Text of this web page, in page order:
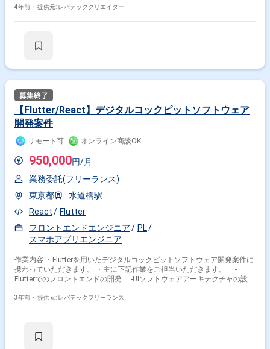
4年前・ 提供元: レバテッククリエイター
【Flutter/React】デジタルコックピットソフトウェア
開発案件
リモート可 オンライン商談OK
950,000円/月
業務委託(フリーランス)
東京都
水道橋駅
React
Flutter
フロントエンドエンジニア
PL
スマホアプリエンジニア
作業内容 ・Flutterを用いたデジタルコックピットソフトウェア開発案件に
携わっていただきます。 ・主に下記作業をご担当いただきます。 ‐
Flutterでのフロントエンドの開発 ‐UIソフトウェアアーキテクチャの設計
クティスの定着・改善、レビュー ‐プロダクトオーナー、スクラムマス
3年前・ 提供元: レバテックフリーランス